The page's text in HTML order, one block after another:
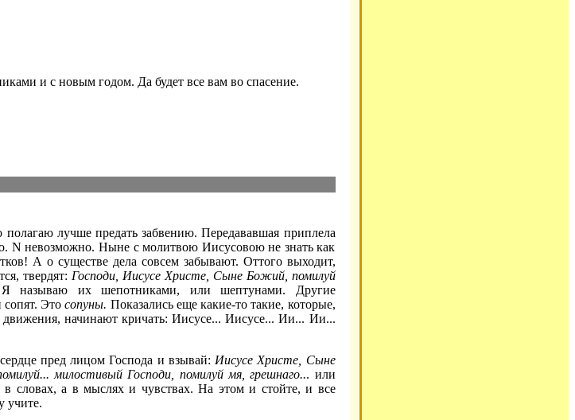
и с новым годом. Да будет все вам во спасение.
лучше предать забвению. Передававшая приплела
о. N невозможно. Ныне с молитвою Иисусовою не знать как
А о существе дела совсем забывают. Оттого выходит,
твердят: Господи, Иисусе Христе, Сыне Божий, помилуй
называю их шепотниками, или шептунами. Другие
сопят. Этосопуны. Показались еще какие-то такие, которые,
движения, начинают кричать: Иисусе... Иисусе... Ии... Ии...
пред лицом Господа и взывай: Иисусе Христе, Сыне
милостивый Господи, помилуй мя, грешнаго... или
словах, а в мыслях и чувствах. На этом и стойте, и все
учите.